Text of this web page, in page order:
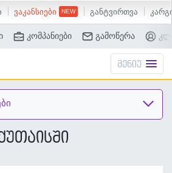
ვაკანსიები განტვირთვა
კომპანიები გამოწერა
მენიუ